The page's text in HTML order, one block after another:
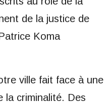
de la justice de
Koma
ville fait face à une
la criminalité. Des